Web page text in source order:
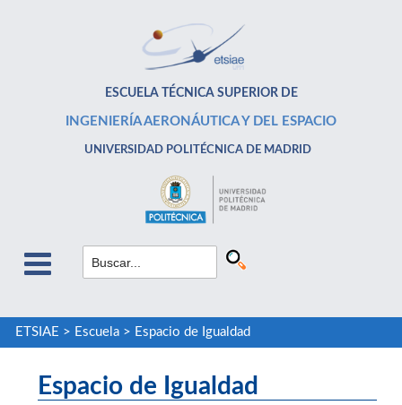
ESCUELA TÉCNICA SUPERIOR DE
INGENIERÍA AERONÁUTICA Y DEL ESPACIO
UNIVERSIDAD POLITÉCNICA DE MADRID
ETSIAE > Escuela> Espacio de Igualdad
Espacio de Igualdad